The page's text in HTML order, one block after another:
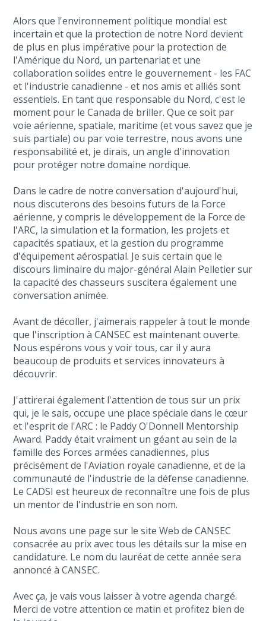
Alors que l'environnement politique mondial est
incertain et que la protection de notre Nord devient
de plus en plus impérative pour la protection de
l'Amérique du Nord, un partenariat et une
collaboration solides entre le gouvernement - les FAC
et l'industrie canadienne - et nos amis et alliés sont
essentiels. En tant que responsable du Nord, c'est le
moment pour le Canada de briller. Que ce soit par
voie aérienne, spatiale, maritime (et vous savez que je
suis partiale) ou par voie terrestre, nous avons une
responsabilité et, je dirais, un angle d'innovation
pour protéger notre domaine nordique.
Dans le cadre de notre conversation d'aujourd'hui,
nous discuterons des besoins futurs de la Force
aérienne, y compris le développement de la Force de
l'ARC, la simulation et la formation, les projets et
capacités spatiaux, et la gestion du programme
d'équipement aérospatial. Je suis certain que le
discours liminaire du major-général Alain Pelletier sur
la capacité des chasseurs suscitera également une
conversation animée.
Avant de décoller, j'aimerais rappeler à tout le monde
que l'inscription à CANSEC est maintenant ouverte.
Nous espérons vous y voir tous, car il y aura
beaucoup de produits et services innovateurs à
découvrir.
J'attirerai également l'attention de tous sur un prix
qui, je le sais, occupe une place spéciale dans le cœur
et l'esprit de l'ARC : le Paddy O'Donnell Mentorship
Award. Paddy était vraiment un géant au sein de la
famille des Forces armées canadiennes, plus
précisément de l'Aviation royale canadienne, et de la
communauté de l'industrie de la défense canadienne.
Le CADSI est heureux de reconnaître une fois de plus
un mentor de l'industrie en son nom.
Nous avons une page sur le site Web de CANSEC
consacrée au prix avec tous les détails sur la mise en
candidature. Le nom du lauréat de cette année sera
annoncé à CANSEC.
Avec ça, je vais vous laisser à votre agenda chargé.
Merci de votre attention ce matin et profitez bien de